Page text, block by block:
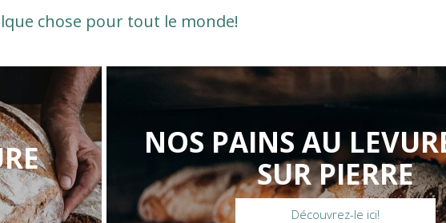
chose pour tout le monde!
NOS PAINS AU
SUR PIERRE
Découvrez-le ici!